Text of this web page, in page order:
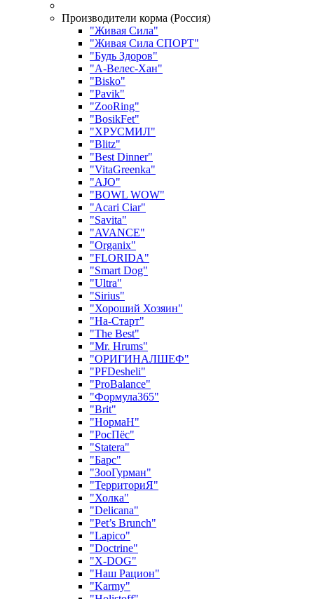
Производители корма (Россия)
"Живая Сила"
"Живая Сила СПОРТ"
"Будь Здоров"
"А-Велес-Хан"
"Bisko"
"Pavik"
"ZooRing"
"BosikFet"
"ХРУСМИЛ"
"Blitz"
"Best Dinner"
"VitaGreenka"
"AJO"
"BOWL WOW"
"Acari Ciar"
"Savita"
"AVANCE"
"Organix"
"FLORIDA"
"Smart Dog"
"Ultra"
"Sirius"
"Хороший Хозяин"
"На-Старт"
"The Best"
"Mr. Hrums"
"ОРИГИНАЛШЕФ"
"PFDesheli"
"ProBalance"
"Формула365"
"Brit"
"НормаН"
"РосПёс"
"Statera"
"Барс"
"ЗооГурман"
"ТерриториЯ"
"Холка"
"Delicana"
"Pet’s Brunch"
"Lapico"
"Doctrine"
"X-DOG"
"Наш Рацион"
"Karmy"